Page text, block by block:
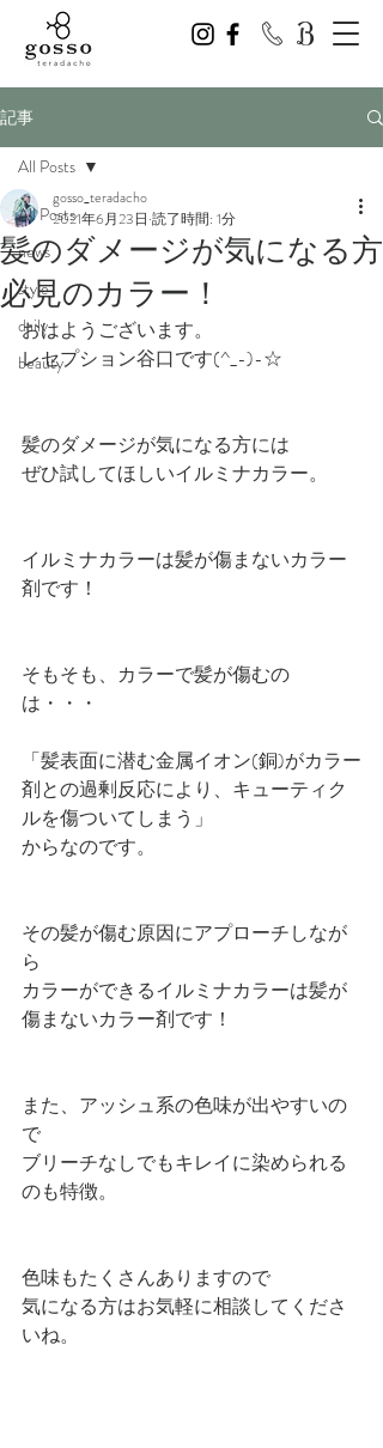
記事
All Posts
news
style
daily
beauty
All Posts
髪のダメージが気になる方
必見のカラー！
gosso_teradacho
2021年6月23日 読了時間: 1分
おはようございます。
レセプション谷口です(^_-)-☆
髪のダメージが気になる方には
ぜひ試してほしいイルミナカラー。
イルミナカラーは髪が傷まないカラー
剤です！
そもそも、カラーで髪が傷むの
は・・・
「髪表面に潜む金属イオン(銅)がカラー
剤との過剰反応により、キューティク
ルを傷ついてしまう」
からなのです。
その髪が傷む原因にアプローチしなが
ら
カラーができるイルミナカラーは髪が
傷まないカラー剤です！
また、アッシュ系の色味が出やすいの
で
ブリーチなしでもキレイに染められる
のも特徴。
色味もたくさんありますので
気になる方はお気軽に相談してくださ
いね。